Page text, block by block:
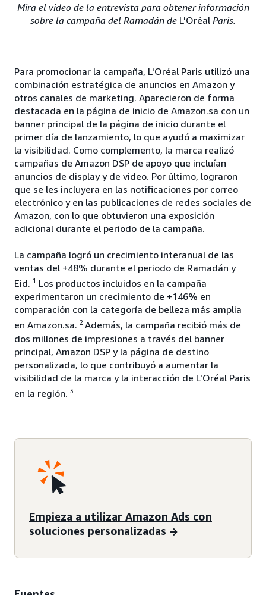
Mira el video de la entrevista para obtener información
sobre la campaña del Ramadán de L'Oréal Paris.
Para promocionar la campaña, L'Oréal Paris utilizó una
combinación estratégica de anuncios en Amazon y
otros canales de marketing. Aparecieron de forma
destacada en la página de inicio de Amazon.sa con un
banner principal de la página de inicio durante el
primer día de lanzamiento, lo que ayudó a maximizar
la visibilidad. Como complemento, la marca realizó
campañas de Amazon DSP de apoyo que incluían
anuncios de display y de video. Por último, lograron
que se les incluyera en las notificaciones por correo
electrónico y en las publicaciones de redes sociales de
Amazon, con lo que obtuvieron una exposición
adicional durante el periodo de la campaña.
La campaña logró un crecimiento interanual de las
ventas del +48% durante el periodo de Ramadán y
Eid. 1 Los productos incluidos en la campaña
experimentaron un crecimiento de +146% en
comparación con la categoría de belleza más amplia
en Amazon.sa. 2 Además, la campaña recibió más de
dos millones de impresiones a través del banner
principal, Amazon DSP y la página de destino
personalizada, lo que contribuyó a aumentar la
visibilidad de la marca y la interacción de L'Oréal Paris
en la región. 3
Empieza a utilizar Amazon Ads con
soluciones personalizadas